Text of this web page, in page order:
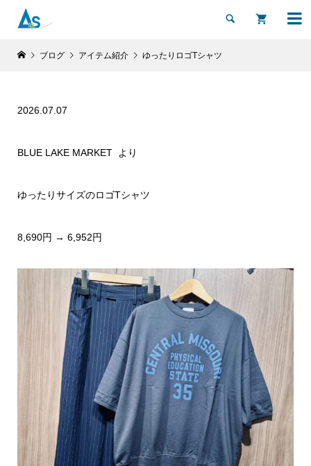
 
ブログ アイテム紹介 ゆったりロゴTシャツ
2026.07.07
BLUE LAKE MARKET より
ゆったりサイズのロゴTシャツ
8,690円 → 6,952円